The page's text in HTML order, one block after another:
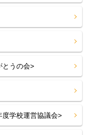
とうの会>
学校運営協議会>